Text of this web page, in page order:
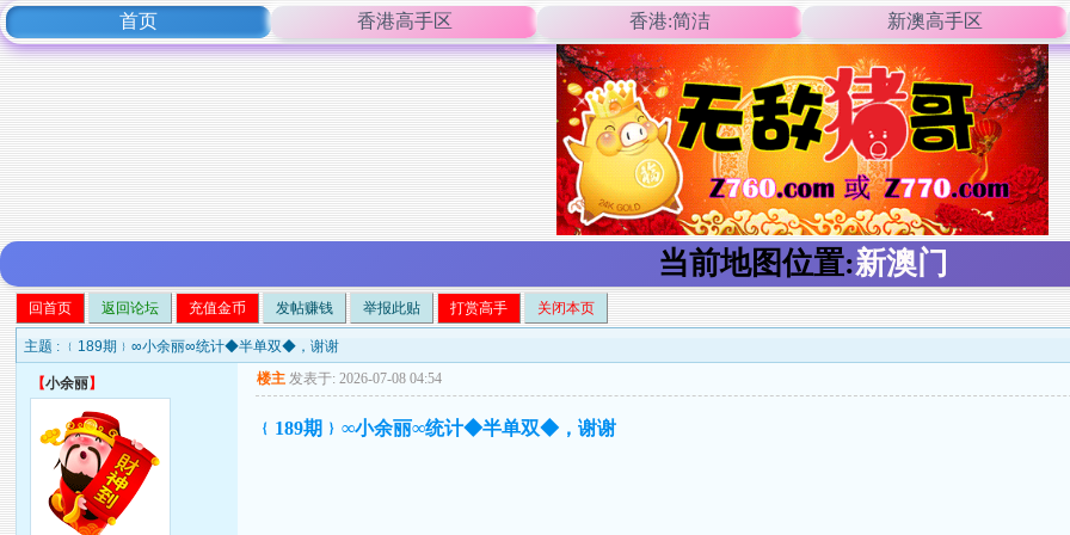
首页 香港高手区 香港:简洁 新澳高手区
当前地图位置:新澳门
回首页 返回论坛 充值金币 发帖赚钱 举报此贴 打赏高手 关闭本页
主题 : ﹛189期﹜∞小余丽∞统计◆半单双◆，谢谢
【小余丽】 楼主 发表于: 2026-07-08 04:54
﹛189期﹜∞小余丽∞统计◆半单双◆，谢谢